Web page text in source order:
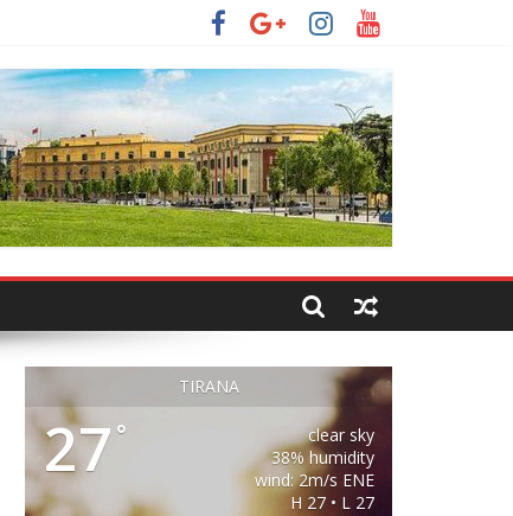
TIRANA
27 °
clear sky
38% humidity
wind: 2m/s ENE
H 27 • L 27